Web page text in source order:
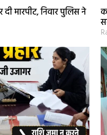
मारपीट, निवार पुलिस ने